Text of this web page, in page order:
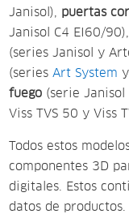
Janisol), puertas
Janisol C4 EI60/90),
(series Janisol y
(seriesArt System
fuego (serie Janisol
Viss TVS 50 y Viss
Todos estos
componentes 3D
digitales. Estos
datos de